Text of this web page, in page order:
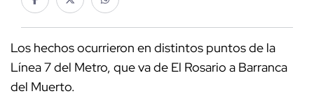
Los hechos ocurrieron en distintos puntos de la
Línea 7 del Metro, que va de El Rosario a Barranca
del Muerto.